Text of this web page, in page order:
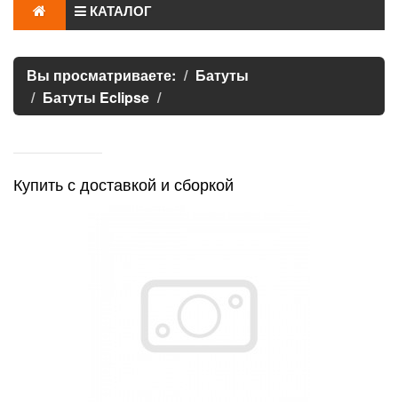
КАТАЛОГ
Вы просматриваете:
Батуты
Батуты Eclipse
Купить с доставкой и сборкой